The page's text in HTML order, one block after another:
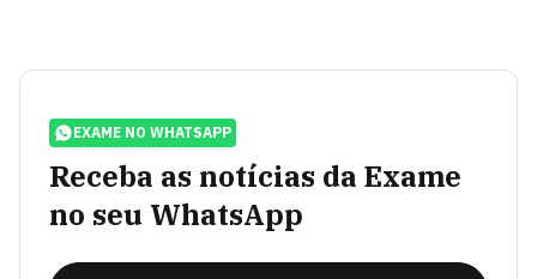
EXAME NO WHATSAPP
Receba as notícias da Exame
no seu WhatsApp